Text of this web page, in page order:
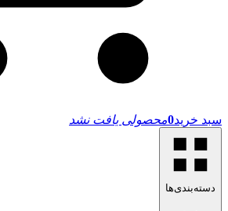
سبد خرید0محصولی یافت نشد
دسته‌بندی‌ها